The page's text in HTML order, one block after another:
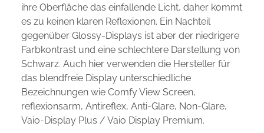
ihre Oberfläche das einfallende Licht, daher kommt
es zu keinen klaren Reflexionen. Ein Nachteil
gegenüber Glossy-Displays ist aber der niedrigere
Farbkontrast und eine schlechtere Darstellung von
Schwarz. Auch hier verwenden die Hersteller für
das blendfreie Display unterschiedliche
Bezeichnungen wie Comfy View Screen,
reflexionsarm, Antireflex, Anti-Glare, Non-Glare,
Vaio-Display Plus / Vaio Display Premium.